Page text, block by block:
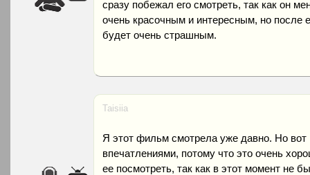
сразу побежал его смотреть, так как он
очень красочным и интересным, но после
будет очень страшным.
Taisiia
Я этот фильм смотрела уже давно. Но
впечатлениями, потому что это очень
ее посмотреть, так как в этот момент не